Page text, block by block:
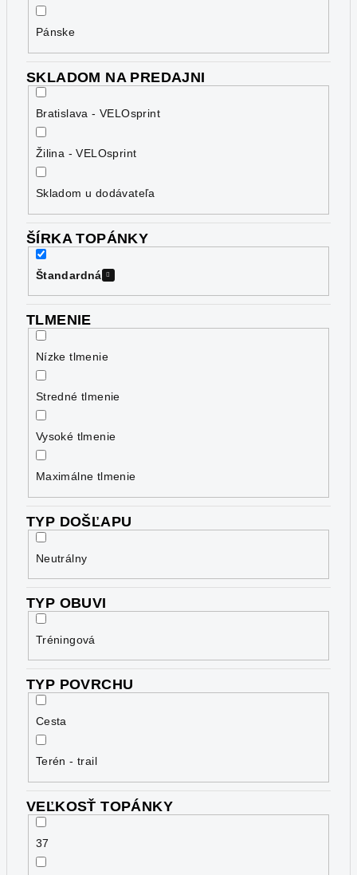
Pánske
SKLADOM NA PREDAJNI
Bratislava - VELOsprint
Žilina - VELOsprint
Skladom u dodávateľa
ŠÍRKA TOPÁNKY
Štandardná
TLMENIE
Nízke tlmenie
Stredné tlmenie
Vysoké tlmenie
Maximálne tlmenie
TYP DOŠĽAPU
Neutrálny
TYP OBUVI
Tréningová
TYP POVRCHU
Cesta
Terén - trail
VEĽKOSŤ TOPÁNKY
37